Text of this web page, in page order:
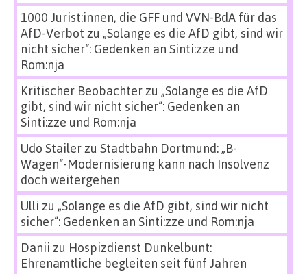
1000 Jurist:innen, die GFF und VVN-BdA für das
AfD-Verbot zu „Solange es die AfD gibt, sind wir
nicht sicher“: Gedenken an Sinti:zze und
Rom:nja
Kritischer Beobachterzu „Solange es die AfD
gibt, sind wir nicht sicher“: Gedenken an
Sinti:zze und Rom:nja
Udo Stailerzu Stadtbahn Dortmund: „B-
Wagen“-Modernisierung kann nach Insolvenz
doch weitergehen
Ulli zu „Solange es die AfD gibt, sind wir nicht
sicher“: Gedenken an Sinti:zze und Rom:nja
Danii zu Hospizdienst Dunkelbunt:
Ehrenamtliche begleiten seit fünf Jahren